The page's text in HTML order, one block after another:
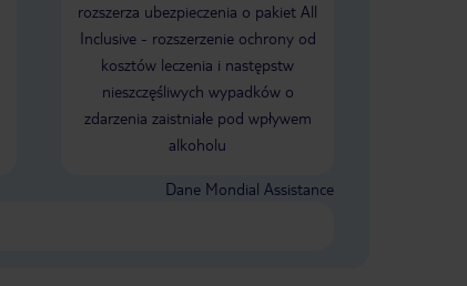
rozszerza ubezpieczenia o pakiet All
Inclusive - rozszerzenie ochrony od
kosztów leczenia i następstw
nieszczęśliwych wypadków o
zdarzenia zaistniałe pod wpływem
alkoholu
Dane Mondial Assistance